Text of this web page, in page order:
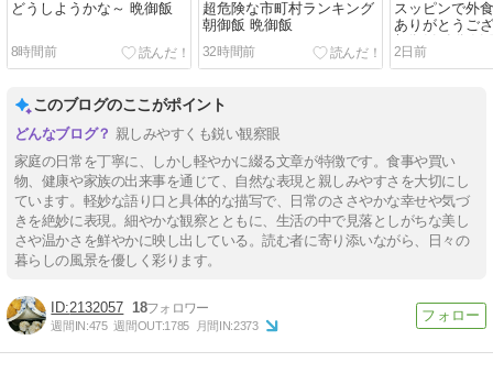
どうしようかな～ 晩御飯
8時間前
超危険な市町村ランキング
朝御飯 晩御飯
32時間前
スッピンで外
ありがとうご
朝御飯 晩御飯
2日前
このブログのここがポイント
親しみやすくも鋭い観察眼
家庭の日常を丁寧に、しかし軽やかに綴る文章が特徴です。食事や買い
物、健康や家族の出来事を通じて、自然な表現と親しみやすさを大切にし
ています。軽妙な語り口と具体的な描写で、日常のささやかな幸せや気づ
きを絶妙に表現。細やかな観察とともに、生活の中で見落としがちな美し
さや温かさを鮮やかに映し出している。読む者に寄り添いながら、日々の
暮らしの風景を優しく彩ります。
2132057 18
週間IN:475 週間OUT:1785 月間IN:2373